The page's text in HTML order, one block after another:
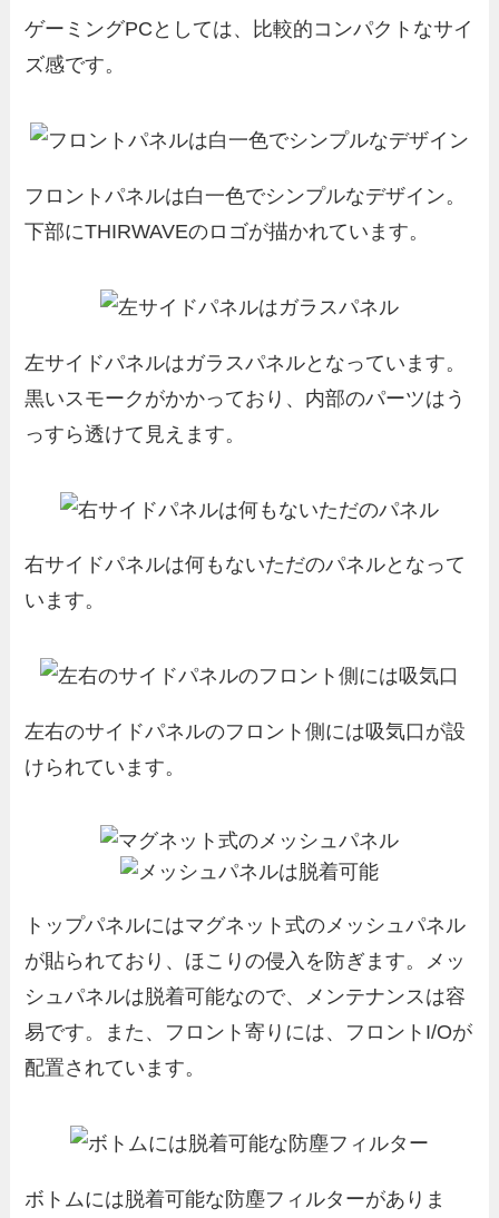
ゲーミングPCとしては、比較的コンパクトなサイ
ズ感です。
フロントパネルは白一色でシンプルなデザイン。
下部にTHIRWAVEのロゴが描かれています。
左サイドパネルはガラスパネルとなっています。
黒いスモークがかかっており、内部のパーツはう
っすら透けて見えます。
右サイドパネルは何もないただのパネルとなって
います。
左右のサイドパネルのフロント側には吸気口が設
けられています。
トップパネルにはマグネット式のメッシュパネル
が貼られており、ほこりの侵入を防ぎます。メッ
シュパネルは脱着可能なので、メンテナンスは容
易です。また、フロント寄りには、フロントI/Oが
配置されています。
ボトムには脱着可能な防塵フィルターがありま